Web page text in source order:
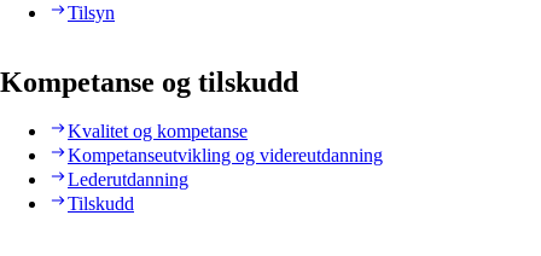
Tilsyn
Kompetanse og tilskudd
Kvalitet og kompetanse
Kompetanseutvikling og videreutdanning
Lederutdanning
Tilskudd